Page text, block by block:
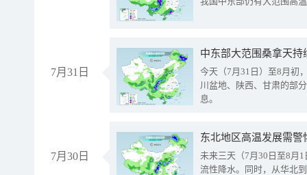
7月31日
中东部大范围桑拿天
今天（7月31日）至8月初
川盆地、陕西、甘肃的部
息。
7月30日
东北地区高温发展需
未来三天（7月30日至8月
流性降水。同时，从华北